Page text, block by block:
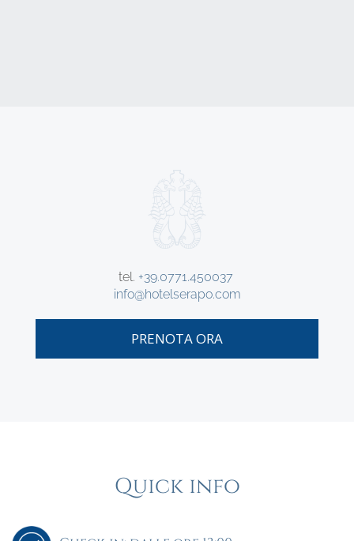
tel. +39.0771.450037
info@hotelserapo.com
PRENOTA ORA
Quick info